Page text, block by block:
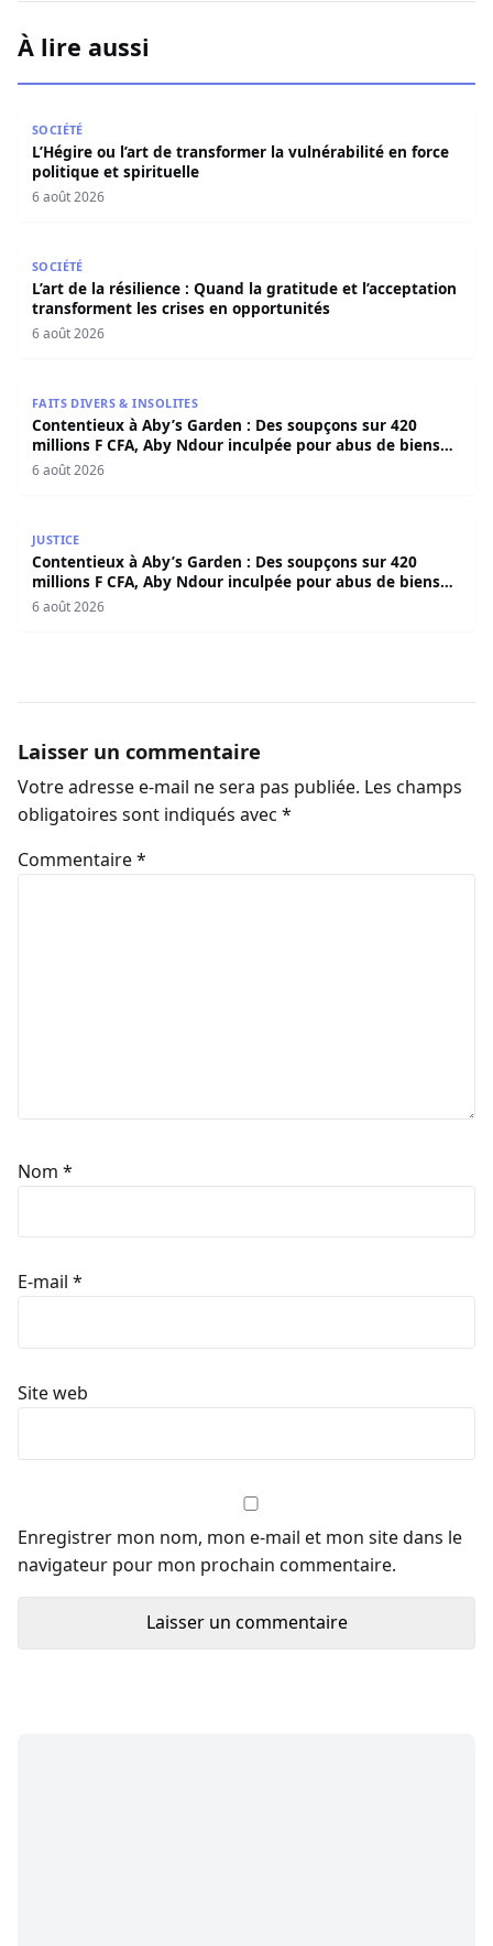
À lire aussi
SOCIÉTÉ
L’Hégire ou l’art de transformer la vulnérabilité en force
politique et spirituelle
6 août 2026
SOCIÉTÉ
L’art de la résilience : Quand la gratitude et l’acceptation
transforment les crises en opportunités
6 août 2026
FAITS DIVERS & INSOLITES
Contentieux à Aby’s Garden : Des soupçons sur 420
millions F CFA, Aby Ndour inculpée pour abus de biens
sociaux
6 août 2026
JUSTICE
Contentieux à Aby’s Garden : Des soupçons sur 420
millions F CFA, Aby Ndour inculpée pour abus de biens
sociaux
6 août 2026
Laisser un commentaire
Votre adresse e-mail ne sera pas publiée. Les champs
obligatoires sont indiqués avec *
Commentaire*
Nom *
E-mail *
Site web
Enregistrer mon nom, mon e-mail et mon site dans le
navigateur pour mon prochain commentaire.